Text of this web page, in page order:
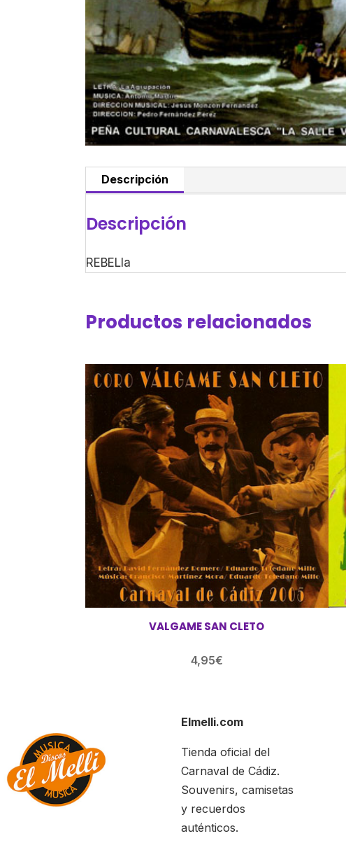
Descripción
Descripción
REBELIa
Productos relacionados
VALGAME SAN CLETO
4,95€
Elmelli.com
Tienda oficial del
Carnaval de Cádiz.
Souvenirs, camisetas
y recuerdos
auténticos.